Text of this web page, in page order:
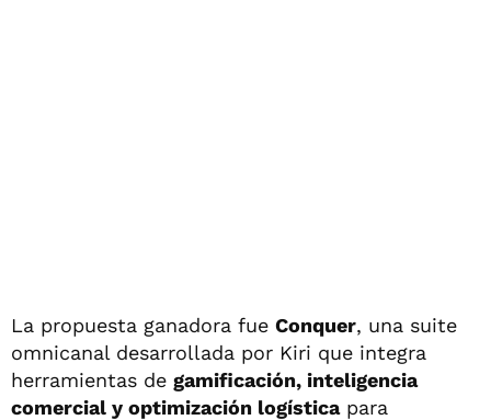
La propuesta ganadora fue Conquer, una suite
omnicanal desarrollada por Kiri que integra
herramientas de gamificación, inteligencia
comercial y optimización logísticapara